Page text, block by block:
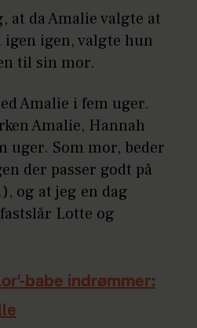
at da Amalie valgte at
igen, valgte hun
til sin mor.
Amalie i fem uger.
Amalie, Hannah
uger. Som mor, beder
der passer godt på
og at jeg en dag
Lotte og
babe indrømmer: